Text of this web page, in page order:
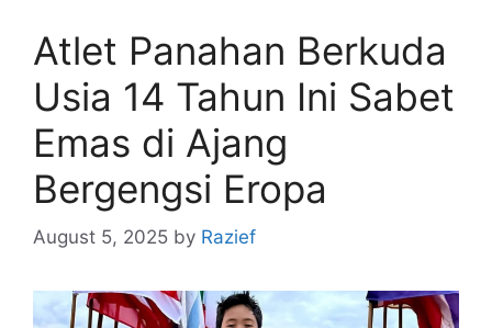
Atlet Panahan Berkuda
Usia 14 Tahun Ini Sabet
Emas di Ajang
Bergengsi Eropa
August 5, 2025 by Razief